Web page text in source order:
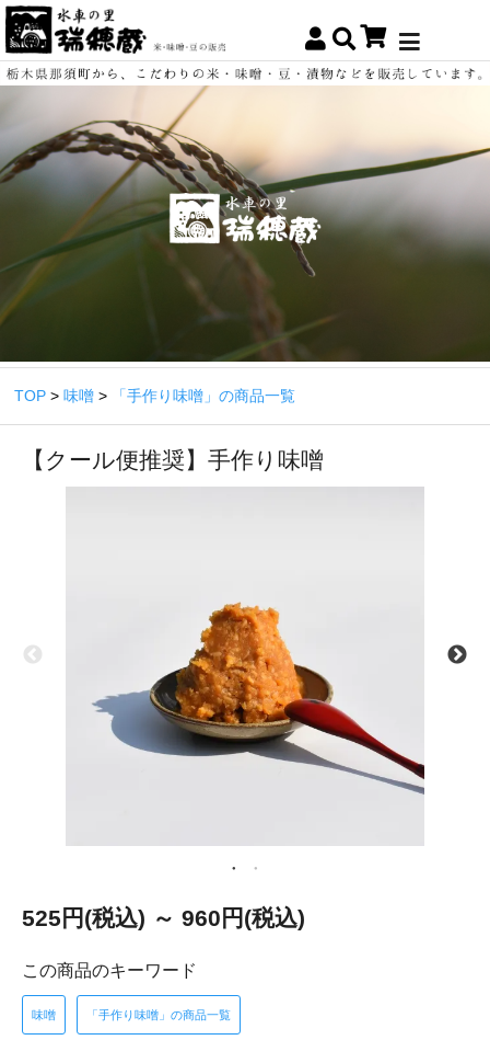
TOP > 味噌 > 「手作り味噌」の商品一覧
【クール便推奨】手作り味噌
525円(税込) ～ 960円(税込)
この商品のキーワード
味噌 「手作り味噌」の商品一覧